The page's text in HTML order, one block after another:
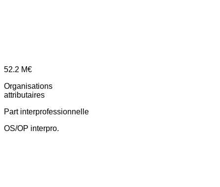
52.2 M€
Organisations
attributaires
Part interprofessionnelle
OS/OP interpro.